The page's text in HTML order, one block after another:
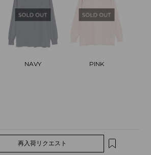
NAVY PINK
再入荷リクエスト